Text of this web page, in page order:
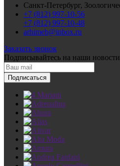
Санкт-Петербург,
+7 (812) 997-10-56
+7 (812) 997-10-48
arhimeb@inbox.ru
Заказать звонок
Подписывайтесь на наши новости